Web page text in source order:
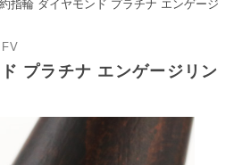
指輪 ダイヤモンド プラチナ エンゲージ
プラチナ エンゲージリン